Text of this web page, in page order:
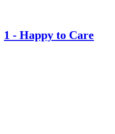
1 - Happy to Care